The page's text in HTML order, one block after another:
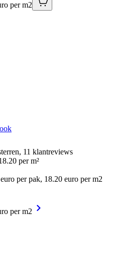
per m2
11 klantreviews
per m²
per pak, 18.20 euro per m2
per m2